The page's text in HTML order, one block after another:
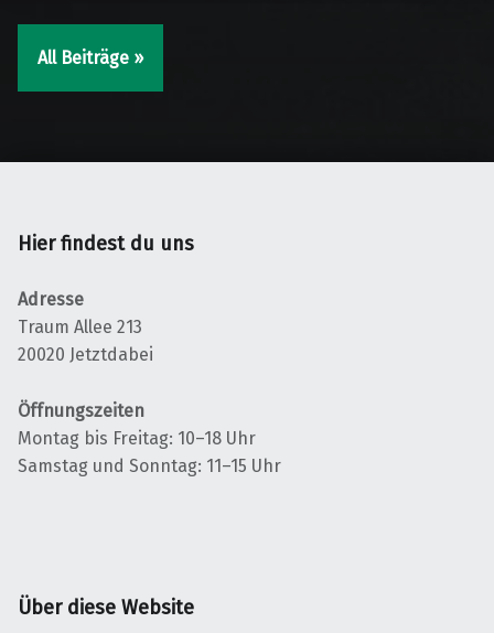
All Beiträge »
Hier findest du uns
Adresse
Traum Allee 213
20020 Jetztdabei
Öffnungszeiten
Montag bis Freitag: 10–18 Uhr
Samstag und Sonntag: 11–15 Uhr
Über diese Website